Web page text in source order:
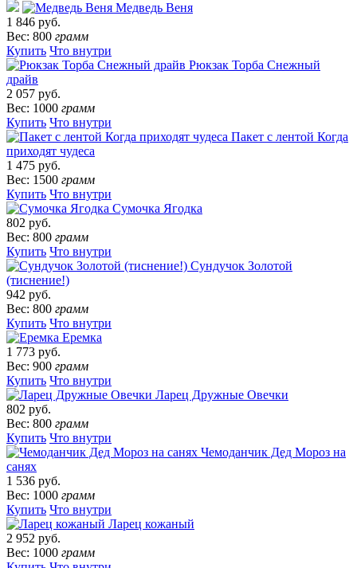
Медведь Веня
1 846 руб.
Вес: 800 грамм
Купить Что внутри
Рюкзак Торба Снежный
драйв
2 057 руб.
Вес: 1000 грамм
Купить Что внутри
Пакет с лентой Когда
приходят чудеса
1 475 руб.
Вес: 1500 грамм
Купить Что внутри
Сумочка Ягодка
802 руб.
Вес: 800 грамм
Купить Что внутри
Сундучок Золотой
(тиснение!)
942 руб.
Вес: 800 грамм
Купить Что внутри
Еремка
1 773 руб.
Вес: 900 грамм
Купить Что внутри
Ларец Дружные Овечки
802 руб.
Вес: 800 грамм
Купить Что внутри
Чемоданчик Дед Мороз на
санях
1 536 руб.
Вес: 1000 грамм
Купить Что внутри
Ларец кожаный
2 952 руб.
Вес: 1000 грамм